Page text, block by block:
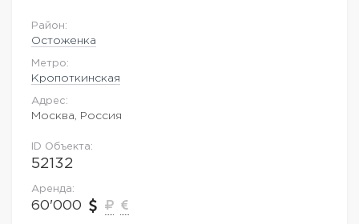
Район:
Остоженка
Метро:
Кропоткинская
Адрес:
Москва, Россия
ID Объекта:
52132
Аренда:
60'000